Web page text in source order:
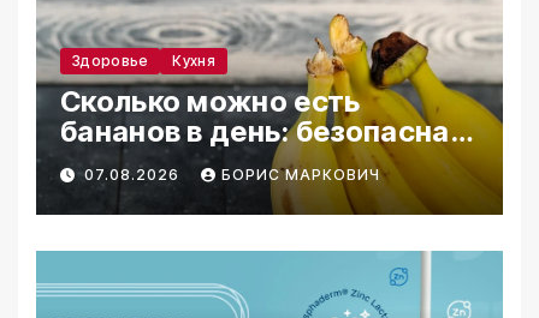
Здоровье Кухня
Сколько можно есть
бананов в день: безопасная
норма
07.08.2026 БОРИС МАРКОВИЧ